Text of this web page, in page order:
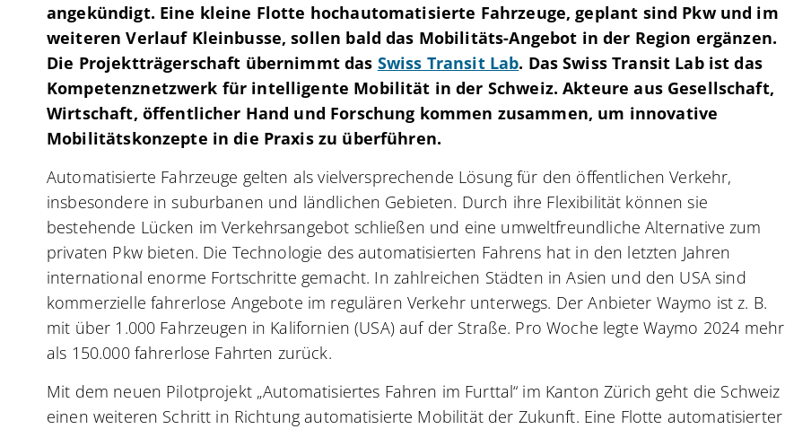
angekündigt. Eine kleine Flotte hochautomatisierte Fahrzeuge, geplant sind Pkw und im
weiteren Verlauf Kleinbusse, sollen bald das Mobilitäts-Angebot in der Region ergänzen.
Die Projektträgerschaft übernimmt das Swiss Transit Lab. Das Swiss Transit Lab ist das
Kompetenznetzwerk für intelligente Mobilität in der Schweiz. Akteure aus Gesellschaft,
Wirtschaft, öffentlicher Hand und Forschung kommen zusammen, um innovative
Mobilitätskonzepte in die Praxis zu überführen.
Automatisierte Fahrzeuge gelten als vielversprechende Lösung für den öffentlichen Verkehr,
insbesondere in suburbanen und ländlichen Gebieten. Durch ihre Flexibilität können sie
bestehende Lücken im Verkehrsangebot schließen und eine umweltfreundliche Alternative zum
privaten Pkw bieten. Die Technologie des automatisierten Fahrens hat in den letzten Jahren
international enorme Fortschritte gemacht. In zahlreichen Städten in Asien und den USA sind
kommerzielle fahrerlose Angebote im regulären Verkehr unterwegs. Der Anbieter Waymo ist z. B.
mit über 1.000 Fahrzeugen in Kalifornien (USA) auf der Straße. Pro Woche legte Waymo 2024 mehr
als 150.000 fahrerlose Fahrten zurück.
Mit dem neuen Pilotprojekt „Automatisiertes Fahren im Furttal“ im Kanton Zürich geht die Schweiz
einen weiteren Schritt in Richtung automatisierte Mobilität der Zukunft. Eine Flotte automatisierter